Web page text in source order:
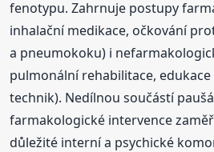
fenotypu. Zahrnuje postupy
inhalační medikace, očkování
a pneumokoku) i
pulmonální rehabilitace,
technik). Nedílnou součástí
farmakologické intervence
důležité interní a psychické